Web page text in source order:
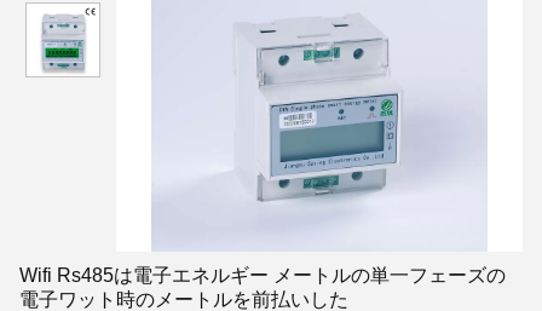
Wifi Rs485は電子エネルギー メートルの単一フェーズの
電子ワット時のメートルを前払いした